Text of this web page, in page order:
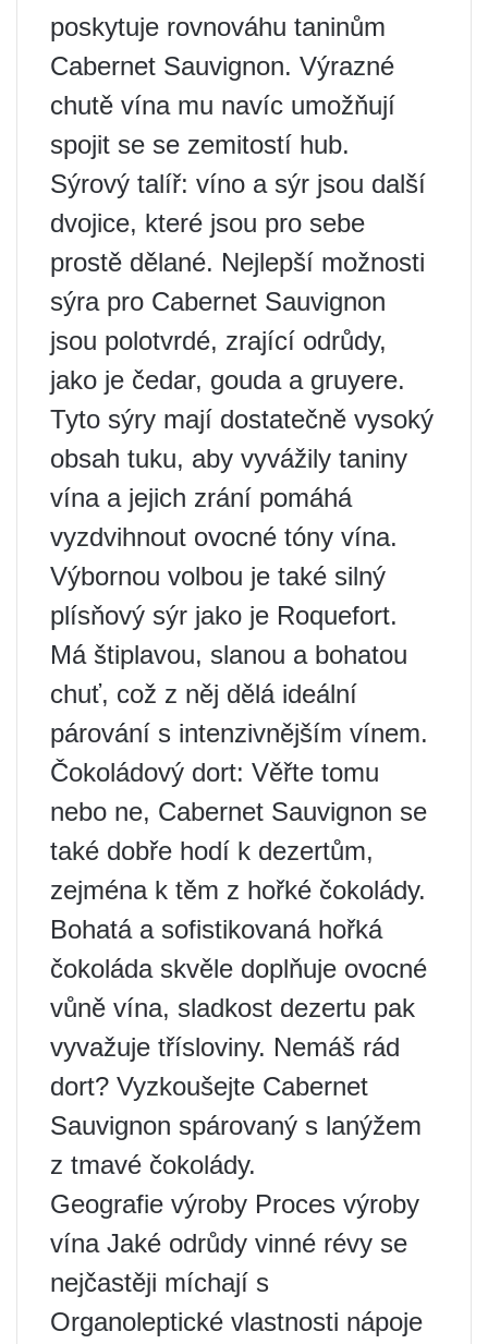
poskytuje rovnováhu taninům
Cabernet Sauvignon. Výrazné
chutě vína mu navíc umožňují
spojit se se zemitostí hub.
Sýrový talíř: víno a sýr jsou další
dvojice, které jsou pro sebe
prostě dělané. Nejlepší možnosti
sýra pro Cabernet Sauvignon
jsou polotvrdé, zrající odrůdy,
jako je čedar, gouda a gruyere.
Tyto sýry mají dostatečně vysoký
obsah tuku, aby vyvážily taniny
vína a jejich zrání pomáhá
vyzdvihnout ovocné tóny vína.
Výbornou volbou je také silný
plísňový sýr jako je Roquefort.
Má štiplavou, slanou a bohatou
chuť, což z něj dělá ideální
párování s intenzivnějším vínem.
Čokoládový dort: Věřte tomu
nebo ne, Cabernet Sauvignon se
také dobře hodí k dezertům,
zejména k těm z hořké čokolády.
Bohatá a sofistikovaná hořká
čokoláda skvěle doplňuje ovocné
vůně vína, sladkost dezertu pak
vyvažuje třísloviny. Nemáš rád
dort? Vyzkoušejte Cabernet
Sauvignon spárovaný s lanýžem
z tmavé čokolády.
Geografie výroby Proces výroby
vína Jaké odrůdy vinné révy se
nejčastěji míchají s
Organoleptické vlastnosti nápoje